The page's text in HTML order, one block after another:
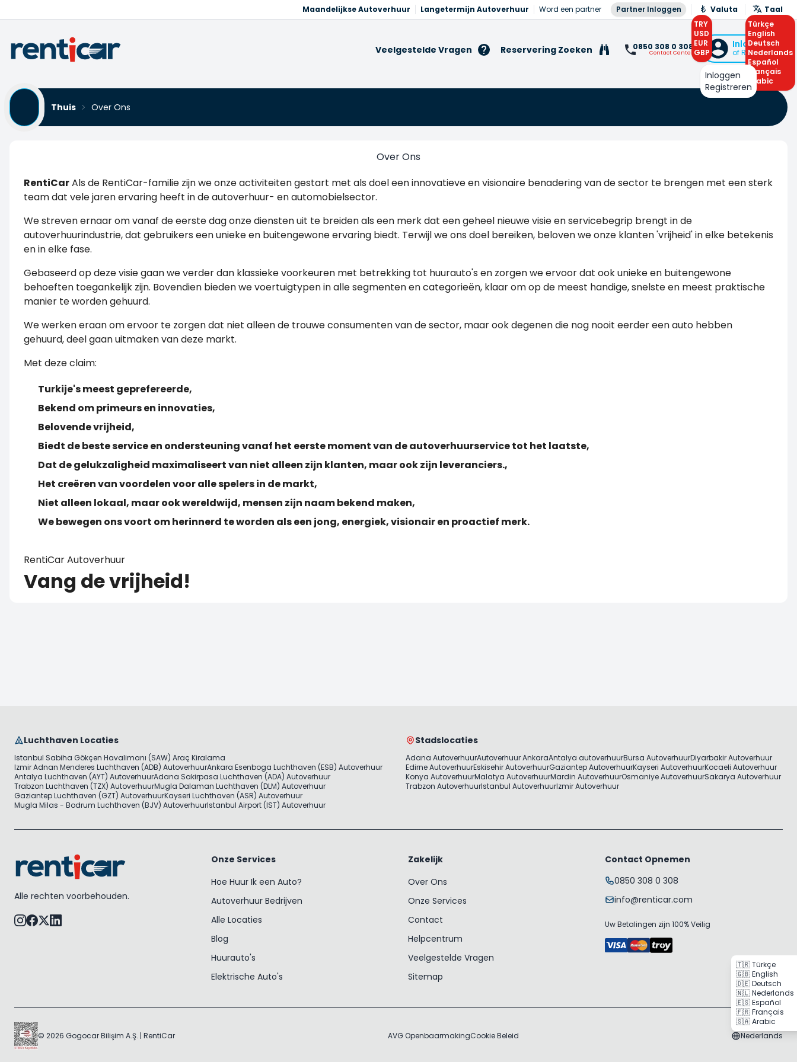
Maandelijkse Autoverhuur Langetermijn Autoverhuur Word een partner Partner Inloggen
Valuta
TRY
USD
EUR
GBP
Taal
Türkçe
English
Deutsch
Nederlands
Español
Français
Arabic
Veelgestelde Vragen Reservering Zoeken 0850 308 0 308
Contact Center
Inloggen
of Registreren
Inloggen
Registreren
Thuis
Over Ons
Over Ons
RentiCarAls de RentiCar-familie zijn we onze activiteiten gestart met als doel een innovatieve en visionaire benadering van de sector te brengen met een sterk
team dat vele jaren ervaring heeft in de autoverhuur- en automobielsector.
We streven ernaar om vanaf de eerste dag onze diensten uit te breiden als een merk dat een geheel nieuwe visie en servicebegrip brengt in de
autoverhuurindustrie, dat gebruikers een unieke en buitengewone ervaring biedt. Terwijl we ons doel bereiken, beloven we onze klanten 'vrijheid' in elke betekenis
en in elke fase.
Gebaseerd op deze visie gaan we verder dan klassieke voorkeuren met betrekking tot huurauto's en zorgen we ervoor dat ook unieke en buitengewone
behoeften toegankelijk zijn. Bovendien bieden we voertuigtypen in alle segmenten en categorieën, klaar om op de meest handige, snelste en meest praktische
manier te worden gehuurd.
We werken eraan om ervoor te zorgen dat niet alleen de trouwe consumenten van de sector, maar ook degenen die nog nooit eerder een auto hebben
gehuurd, deel gaan uitmaken van deze markt.
Met deze claim:
Turkije's meest geprefereerde,
Bekend om primeurs en innovaties,
Belovende vrijheid,
Biedt de beste service en ondersteuning vanaf het eerste moment van de autoverhuurservice tot het laatste,
Dat de gelukzaligheid maximaliseert van niet alleen zijn klanten, maar ook zijn leveranciers.,
Het creëren van voordelen voor alle spelers in de markt,
Niet alleen lokaal, maar ook wereldwijd, mensen zijn naam bekend maken,
We bewegen ons voort om herinnerd te worden als een jong, energiek, visionair en proactief merk.
RentiCar Autoverhuur
Vang de vrijheid!
Luchthaven Locaties
Istanbul Sabiha Gökçen Havalimanı (SAW) Araç Kiralama
Izmir Adnan Menderes Luchthaven (ADB) AutoverhuurAnkara Esenboga Luchthaven (ESB) Autoverhuur
Antalya Luchthaven (AYT) AutoverhuurAdana Sakirpasa Luchthaven (ADA) Autoverhuur
Trabzon Luchthaven (TZX) AutoverhuurMugla Dalaman Luchthaven (DLM) Autoverhuur
Gaziantep Luchthaven (GZT) AutoverhuurKayseri Luchthaven (ASR) Autoverhuur
Mugla Milas - Bodrum Luchthaven (BJV) AutoverhuurIstanbul Airport (IST) Autoverhuur
Stadslocaties
Adana AutoverhuurAutoverhuur AnkaraAntalya autoverhuurBursa AutoverhuurDiyarbakir Autoverhuur
Edirne AutoverhuurEskisehir AutoverhuurGaziantep AutoverhuurKayseri AutoverhuurKocaeli Autoverhuur
Konya AutoverhuurMalatya AutoverhuurMardin AutoverhuurOsmaniye AutoverhuurSakarya Autoverhuur
Trabzon AutoverhuurIstanbul AutoverhuurIzmir Autoverhuur
Alle rechten voorbehouden.
Onze Services
Hoe Huur Ik een Auto?
Autoverhuur Bedrijven
Alle Locaties
Blog
Huurauto's
Elektrische Auto's
Zakelijk
Over Ons
Onze Services
Contact
Helpcentrum
Veelgestelde Vragen
Sitemap
Contact Opnemen
0850 308 0 308
info@renticar.com
Uw Betalingen zijn 100% Veilig
© 2026 Gogocar Bilişim A.Ş. | RentiCar AVG OpenbaarmakingCookie Beleid Nederlands
🇹🇷 Türkçe
🇬🇧 English
🇩🇪 Deutsch
🇳🇱 Nederlands
🇪🇸 Español
🇫🇷 Français
🇸🇦 Arabic